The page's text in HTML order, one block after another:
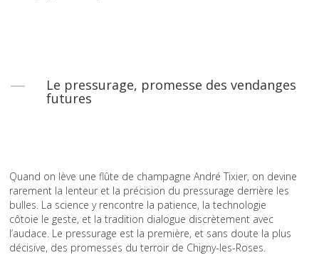
Le pressurage, promesse des vendanges
futures
Quand on lève une flûte de champagne André Tixier, on devine
rarement la lenteur et la précision du pressurage derrière les
bulles. La science y rencontre la patience, la technologie
côtoie le geste, et la tradition dialogue discrètement avec
l’audace. Le pressurage est la première, et sans doute la plus
décisive, des promesses du terroir de Chigny-les-Roses.